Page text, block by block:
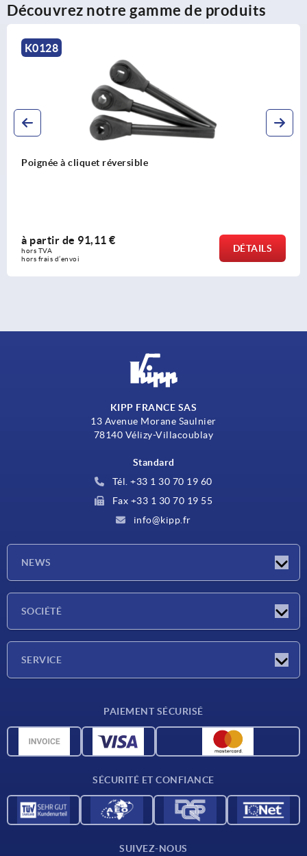
Découvrez notre gamme de produits
K0108
Poignées indexables avec vis
à partir de18,74 €
hors TVA
hors frais d’envoi
DÉTAILS
KIPP FRANCE SAS
13 Avenue Morane Saulnier
78140 Vélizy-Villacoublay
Standard
Tél. +33 1 30 70 19 60
Fax +33 1 30 70 19 55
info@kipp.fr
NEWS
SOCIÉTÉ
SERVICE
Données CAO
PAIEMENT SÉCURISÉ
SÉCURITÉ ET CONFIANCE
SUIVEZ-NOUS